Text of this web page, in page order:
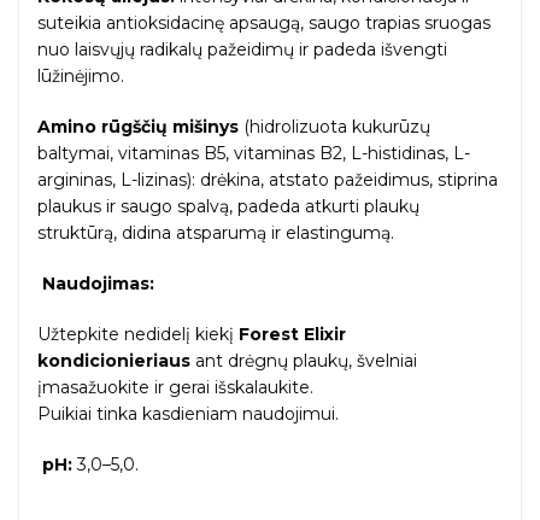
suteikia antioksidacinę apsaugą, saugo trapias sruogas
nuo laisvųjų radikalų pažeidimų ir padeda išvengti
lūžinėjimo.
Amino rūgščių mišinys (hidrolizuota kukurūzų
baltymai, vitaminas B5, vitaminas B2, L-histidinas, L-
argininas, L-lizinas): drėkina, atstato pažeidimus, stiprina
plaukus ir saugo spalvą, padeda atkurti plaukų
struktūrą, didina atsparumą ir elastingumą.
Naudojimas:
Užtepkite nedidelį kiekį Forest Elixir
kondicionieriaus ant drėgnų plaukų, švelniai
įmasažuokite ir gerai išskalaukite.
Puikiai tinka kasdieniam naudojimui.
pH:3,0–5,0.